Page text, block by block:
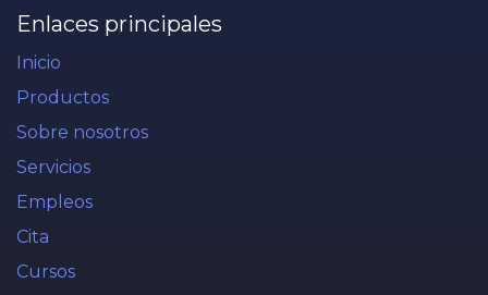
Enlaces principales
Inicio
Productos
Sobre nosotros
Servicios
Empleos
Cita
Cursos